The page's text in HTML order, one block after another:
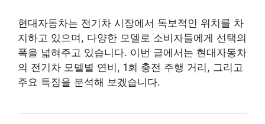
현대자동차는 전기차 시장에서 독보적인 위치를 차
지하고 있으며, 다양한 모델로 소비자들에게 선택의
폭을 넓혀주고 있습니다. 이번 글에서는 현대자동차
의 전기차 모델별 연비, 1회 충전 주행 거리, 그리고
주요 특징을 분석해 보겠습니다.